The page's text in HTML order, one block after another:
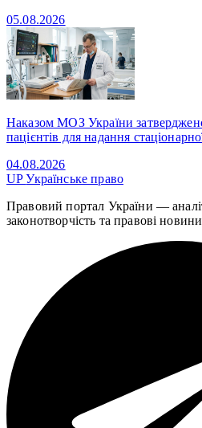
05.08.2026
Наказом МОЗ України затверджено
пацієнтів для надання
04.08.2026
UPУкраїнське право
Правовий портал України —
законотворчість та правові